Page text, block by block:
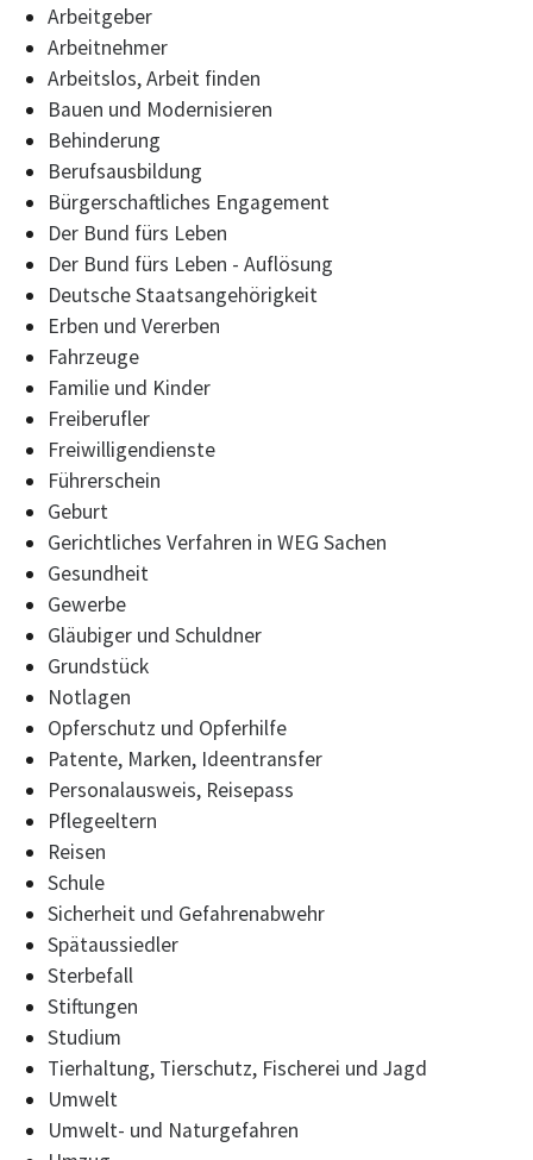
Arbeitgeber
Arbeitnehmer
Arbeitslos, Arbeit finden
Bauen und Modernisieren
Behinderung
Berufsausbildung
Bürgerschaftliches Engagement
Der Bund fürs Leben
Der Bund fürs Leben - Auflösung
Deutsche Staatsangehörigkeit
Erben und Vererben
Fahrzeuge
Familie und Kinder
Freiberufler
Freiwilligendienste
Führerschein
Geburt
Gerichtliches Verfahren in WEG Sachen
Gesundheit
Gewerbe
Gläubiger und Schuldner
Grundstück
Notlagen
Opferschutz und Opferhilfe
Patente, Marken, Ideentransfer
Personalausweis, Reisepass
Pflegeeltern
Reisen
Schule
Sicherheit und Gefahrenabwehr
Spätaussiedler
Sterbefall
Stiftungen
Studium
Tierhaltung, Tierschutz, Fischerei und Jagd
Umwelt
Umwelt- und Naturgefahren